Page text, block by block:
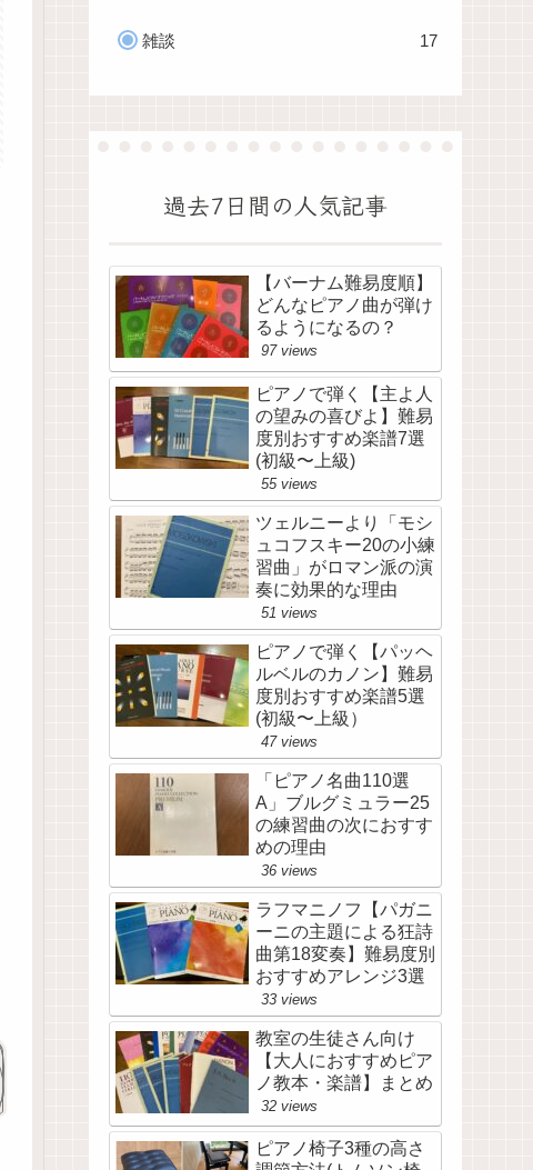
雑談 17
過去7日間の人気記事
【バーナム難易度順】
どんなピアノ曲が弾け
るようになるの？
97 views
ピアノで弾く【主よ人
の望みの喜びよ】難易
度別おすすめ楽譜7選
(初級〜上級)
55 views
ツェルニーより「モシ
ュコフスキー20の小練
習曲」がロマン派の演
奏に効果的な理由
51 views
ピアノで弾く【パッヘ
ルベルのカノン】難易
度別おすすめ楽譜5選
(初級〜上級）
47 views
「ピアノ名曲110選
A」ブルグミュラー25
の練習曲の次におすす
めの理由
36 views
ラフマニノフ【パガニ
ーニの主題による狂詩
曲第18変奏】難易度別
おすすめアレンジ3選
33 views
教室の生徒さん向け
【大人におすすめピア
ノ教本・楽譜】まとめ
32 views
ピアノ椅子3種の高さ